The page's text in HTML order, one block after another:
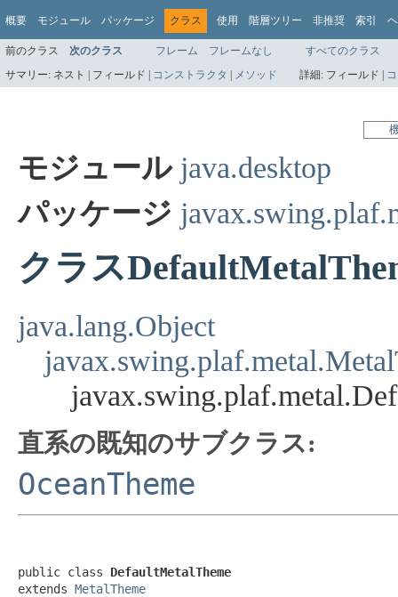
概要 モジュール パッケージ クラス 使用 階層ツリー 非推奨 索引
前のクラス 次のクラス フレーム フレームなし
すべてのクラス
サマリー: ネスト | フィールド | コンストラクタ | メソッド 詳細: フィールド |
モジュール java.desktop
パッケージ
クラス
java.lang.Object
直系の既知のサブクラス:
OceanTheme
public class DefaultMetalTheme
extends MetalTheme